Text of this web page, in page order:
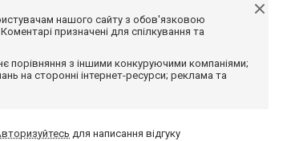
нашого сайту з обов'язковою
призначені для спілкування та
порівняння з іншими конкуруючими компаніями;
на сторонні інтернет-ресурси; реклама та
для написання відгуку